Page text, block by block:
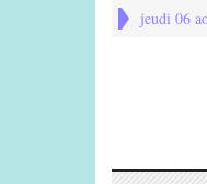
jeudi 06